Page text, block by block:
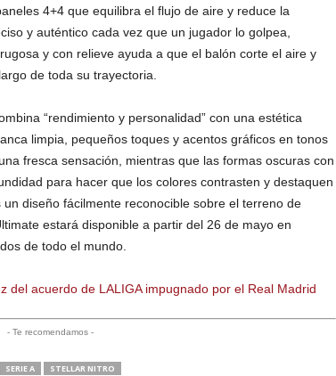
4+4 que equilibra el flujo de aire y reduce la
y auténtico cada vez que un jugador lo golpea,
y con relieve ayuda a que el balón corte el aire y
de toda su trayectoria.
“rendimiento y personalidad” con una estética
limpia, pequeños toques y acentos gráficos en tonos
fresca sensación, mientras que las formas oscuras con
para hacer que los colores contrasten y destaquen
diseño fácilmente reconocible sobre el terreno de
estará disponible a partir del 26 de mayo en
de todo el mundo.
del acuerdo de LALIGA impugnado por el Real Madrid
- Te recomendamos -
SERIE A STELLAR NITRO